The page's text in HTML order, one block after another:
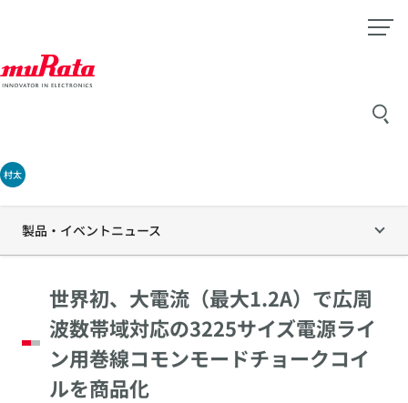
村太
製品・イベントニュース
世界初、大電流（最大1.2A）で広周
波数帯域対応の3225サイズ電源ライ
ン用巻線コモンモードチョークコイ
ルを商品化